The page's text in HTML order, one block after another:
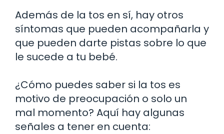
Además de la tos en sí, hay otros
síntomas que pueden acompañarla y
que pueden darte pistas sobre lo que
le sucede a tu bebé.
¿Cómo puedes saber si la tos es
motivo de preocupación o solo un
mal momento? Aquí hay algunas
señales a tener en cuenta: